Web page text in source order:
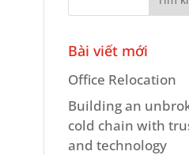
Bài viết mới
Office Relocation
Building an
cold chain with
and technology